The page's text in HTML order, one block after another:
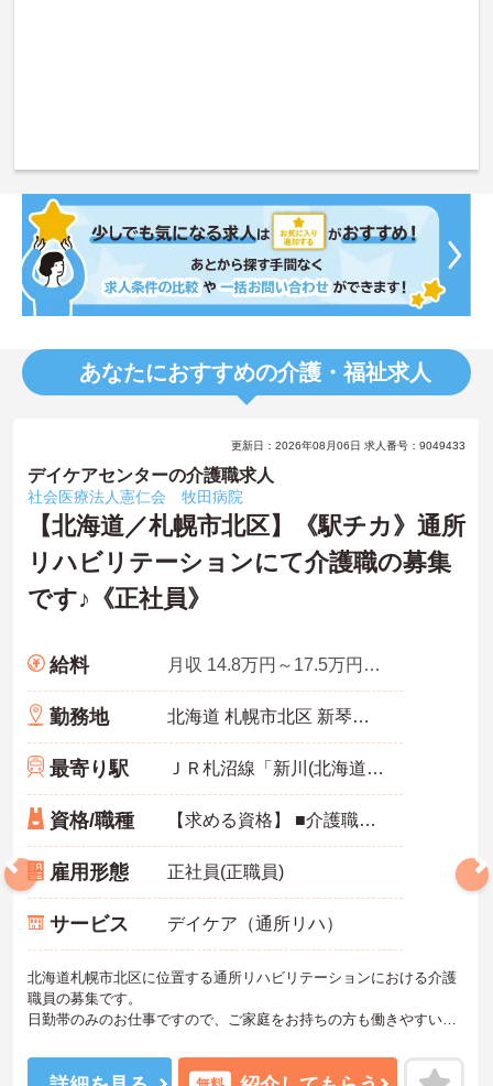
あなたにおすすめの介護・福祉求人
更新日：2026年08月06日 求人番号：9049433
デイケアセンターの介護職求人
社会医療法人憲仁会 牧田病院
【北海道／札幌市北区】《駅チカ》通所
リハビリテーションにて介護職の募集
です♪《正社員》
給料 月収 14.8万円～17.5万円程度 ※諸手当込み
勤務地 北海道 札幌市北区 新琴似1条2-6-25
最寄り駅 ＪＲ札沼線「新川(北海道)駅」徒歩9分
資格/職種 【求める資格】 ■介護職員初任者研修（ヘルパー2級）以上 ※無資格要相談
雇用形態 正社員(正職員)
サービス デイケア（通所リハ）
北海道札幌市北区に位置する通所リハビリテーションにおける介護
職員の募集です。
日勤帯のみのお仕事ですので、ご家庭をお持ちの方も働きやすい勤
退職金制度やマイカー通勤可等、各種福利厚生も充実しております
ので長く安定した勤務が可能です。